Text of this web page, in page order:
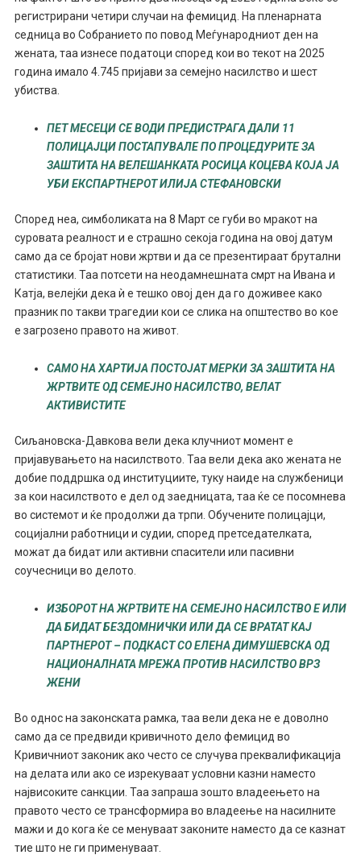
регистрирани четири случаи на фемицид. На пленарната
седница во Собранието по повод Меѓународниот ден на
жената, таа изнесе податоци според кои во текот на 2025
година имало 4.745 пријави за семејно насилство и шест
убиства.
ПЕТ МЕСЕЦИ СЕ ВОДИ ПРЕДИСТРАГА ДАЛИ 11
ПОЛИЦАЈЦИ ПОСТАПУВАЛЕ ПО ПРОЦЕДУРИТЕ ЗА
ЗАШТИТА НА ВЕЛЕШАНКАТА РОСИЦА КОЦЕВА КОЈА ЈА
УБИ ЕКСПАРТНЕРОТ ИЛИЈА СТЕФАНОВСКИ
Според неа, симболиката на 8 Март се губи во мракот на
суровата реалност и е страшно секоја година на овој датум
само да се бројат нови жртви и да се презентираат брутални
статистики. Таа потсети на неодамнешната смрт на Ивана и
Катја, велејќи дека ѝ е тешко овој ден да го доживее како
празник по такви трагедии кои се слика на општество во кое
е загрозено правото на живот.
САМО НА ХАРТИЈА ПОСТОЈАТ МЕРКИ ЗА ЗАШТИТА НА
ЖРТВИТЕ ОД СЕМЕЈНО НАСИЛСТВО, ВЕЛАТ
АКТИВИСТИТЕ
Сиљановска-Давкова вели дека клучниот момент е
пријавувањето на насилството. Таа вели дека ако жената не
добие поддршка од институциите, туку наиде на службеници
за кои насилството е дел од заедницата, таа ќе се посомнева
во системот и ќе продолжи да трпи. Обучените полицајци,
социјални работници и судии, според претседателката,
можат да бидат или активни спасители или пасивни
соучесници во делото.
ИЗБОРОТ НА ЖРТВИТЕ НА СЕМЕЈНО НАСИЛСТВО Е ИЛИ
ДА БИДАТ БЕЗДОМНИЧКИ ИЛИ ДА СЕ ВРАТАТ КАЈ
ПАРТНЕРОТ – ПОДКАСТ СО ЕЛЕНА ДИМУШЕВСКА ОД
НАЦИОНАЛНАТА МРЕЖА ПРОТИВ НАСИЛСТВО ВРЗ
ЖЕНИ
Во однос на законската рамка, таа вели дека не е доволно
само да се предвиди кривичното дело фемицид во
Кривичниот законик ако често се случува преквалификација
на делата или ако се изрекуваат условни казни наместо
највисоките санкции. Таа запраша зошто владеењето на
правото често се трансформира во владеење на насилните
мажи и до кога ќе се менуваат законите наместо да се казнат
тие што не ги применуваат.